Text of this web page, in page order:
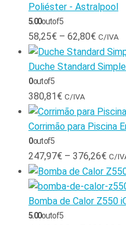
Poliéster - Astralpool
5.00out of 5
58,25€ – 62,80€ C/IVA
Duche Standard
0out of 5
380,81€ C/IVA
Corrimão para Piscina
0out of 5
247,97€ – 376,26€ C/
Bomba de Calor Z550
5.00out of 5